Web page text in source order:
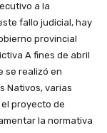
a la
fallo judicial, hay
provincial
A fines de abril
se realizó en
Nativos, varias
proyecto de
la normativa